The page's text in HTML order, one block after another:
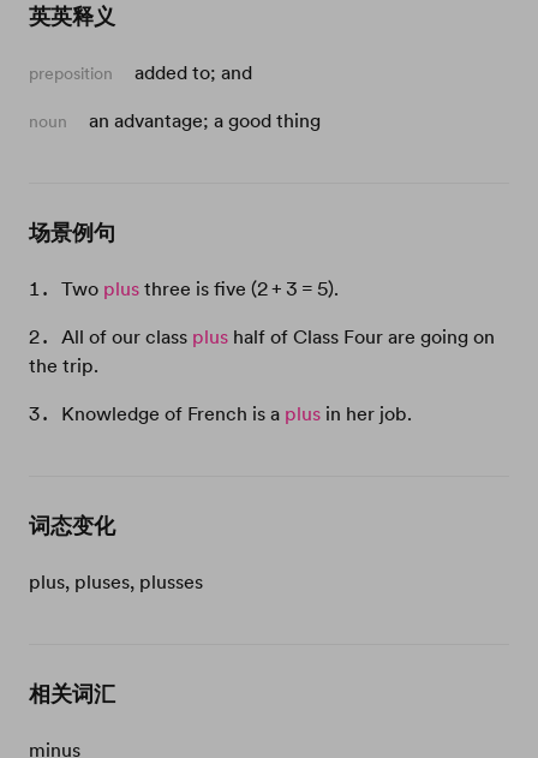
英英释义
preposition added to; and
noun an advantage; a good thing
场景例句
Two plusthree is five (2 + 3 = 5).
All of our class plus half of Class Four are going on
the trip.
Knowledge of French is a plus in her job.
词态变化
plus, pluses, plusses
相关词汇
minus